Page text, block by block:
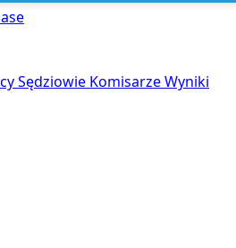
Sędziowie KomisarzeWyniki